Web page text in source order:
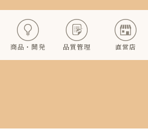
商品・開発 品質管理 直営店